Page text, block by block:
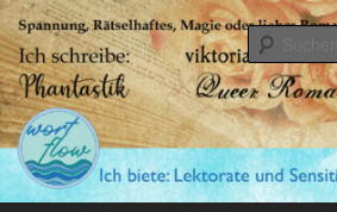
Zum
primären
Inhalt
springenAmalia Zeichnerin